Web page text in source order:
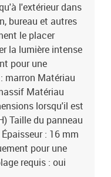
l'extérieur dans
bureau et autres
le placer
la lumière intense
pour une
marron Matériau
Matériau
lorsqu'il est
Taille du panneau
: 16 mm
pour une
requis : oui